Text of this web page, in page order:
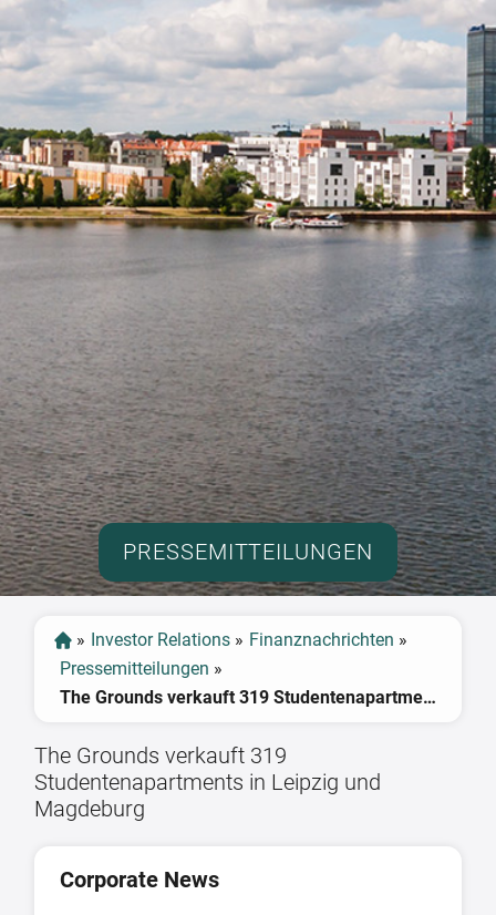
PRESSEMITTEILUNGEN
» Investor Relations » Finanznachrichten »
Pressemitteilungen »
The Grounds verkauft 319 Studentenapartments in Leipzig und Magdeburg
The Grounds verkauft 319
Studentenapartments in Leipzig und
Magdeburg
Corporate News